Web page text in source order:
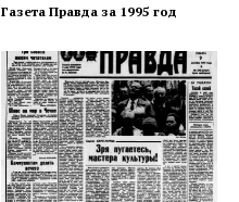
Газета Правда за 1995 год